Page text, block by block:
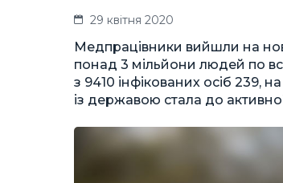
29 квітня 2020
Медпрацівники вийшли на
понад 3 мільйони людей по
з 9410 інфікованих осіб 239,
із державою стала до